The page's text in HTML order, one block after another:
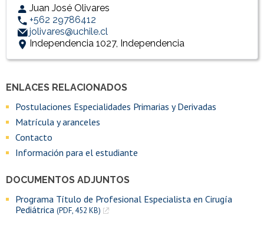
Accesos directos
Enlaces y documentos de interés
ENLACES RELACIONADOS
Postulaciones Especialidades Primarias y Derivadas
Matrícula y aranceles
Contacto
Información para el estudiante
DOCUMENTOS ADJUNTOS
Programa Título de Profesional Especialista en Cirugía
Pediátrica (PDF, 452 KB)
Juan José Olivares
+562 29786412
jolivares@uchile.cl
Independencia 1027, Independencia